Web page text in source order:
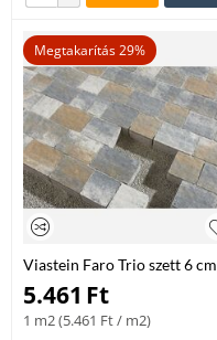
Megtakarítás 29%
Viastein Faro Trio szett 6 cm
kagylóhéj árnyalat
5.461 Ft
1 m2 (5.461 Ft/ m2)